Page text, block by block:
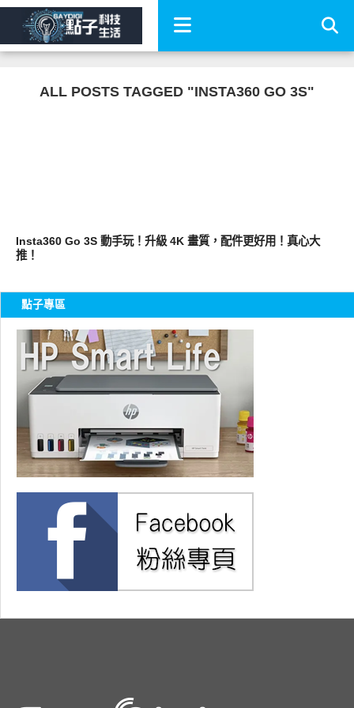
ALL POSTS TAGGED "INSTA360 GO 3S"
Insta360 Go 3S 動手玩！升級 4K 畫質，配件更好用！真心大
推！
點子專區